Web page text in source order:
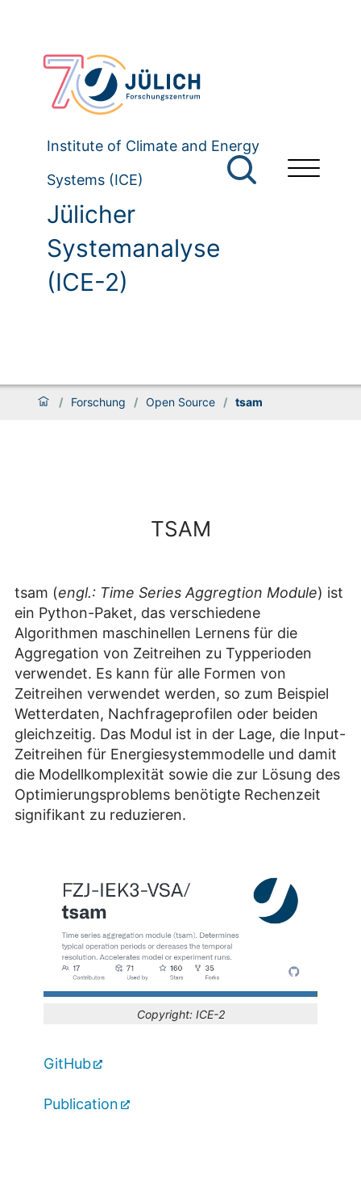
Institute of Climate and Energy
Systems (ICE)
Jülicher
Systemanalyse
(ICE-2)
/ Forschung / Open Source / tsam
TSAM
tsam (engl.: Time Series Aggregtion Module) ist
ein Python-Paket, das verschiedene
Algorithmen maschinellen Lernens für die
Aggregation von Zeitreihen zu Typperioden
verwendet. Es kann für alle Formen von
Zeitreihen verwendet werden, so zum Beispiel
Wetterdaten, Nachfrageprofilen oder beiden
gleichzeitig. Das Modul ist in der Lage, die Input-
Zeitreihen für Energiesystemmodelle und damit
die Modellkomplexität sowie die zur Lösung des
Optimierungsproblems benötigte Rechenzeit
signifikant zu reduzieren.
Copyright: ICE-2
GitHub
Publication